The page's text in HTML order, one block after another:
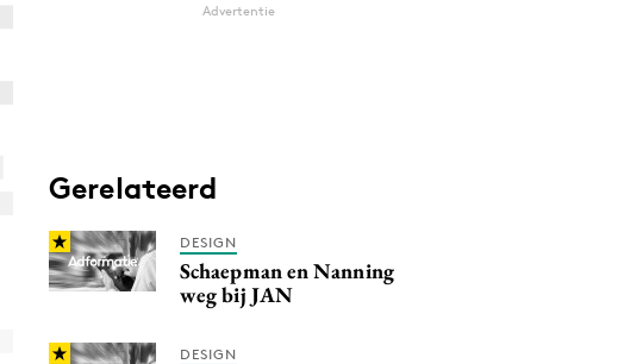
Advertentie
Gerelateerd
DESIGN
Schaepman en Nanning
weg bij JAN
DESIGN